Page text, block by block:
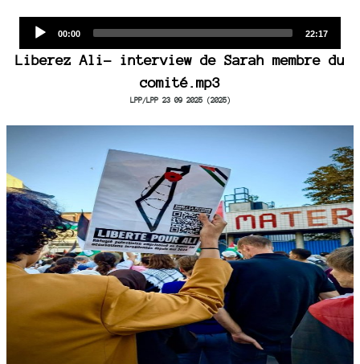
Current
00:00
Total
22:17
Liberez Ali- interview de Sarah membre du
comité.mp3
LPP/LPP 23 09 2025 (2025)